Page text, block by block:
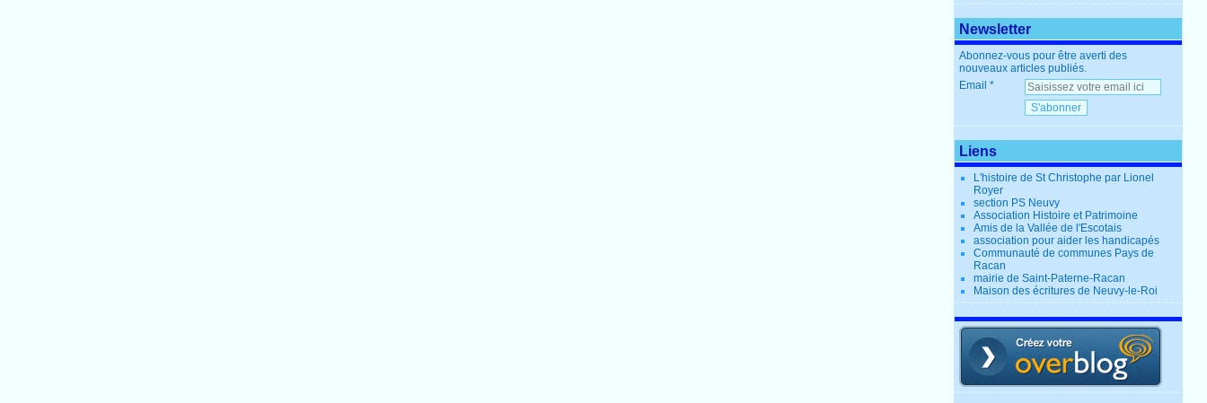
Newsletter
Abonnez-vous pour être averti des
nouveaux articles publiés.
Email
Liens
L'histoire de St Christophe par Lionel
Royer
section PS Neuvy
Association Histoire et Patrimoine
Amis de la Vallée de l'Escotais
association pour aider les handicapés
Communauté de communes Pays de
Racan
mairie de Saint-Paterne-Racan
Maison des écritures de Neuvy-le-Roi